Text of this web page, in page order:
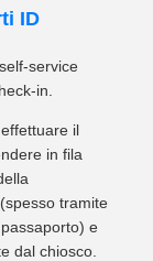
ID
service
in.
il
in fila
tramite
e
dal chiosco.